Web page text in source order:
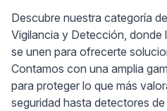
Descubre nuestra categoría
Vigilancia y Detección, donde
se unen para ofrecerte
Contamos con una amplia
para proteger lo que más
seguridad hasta detectores